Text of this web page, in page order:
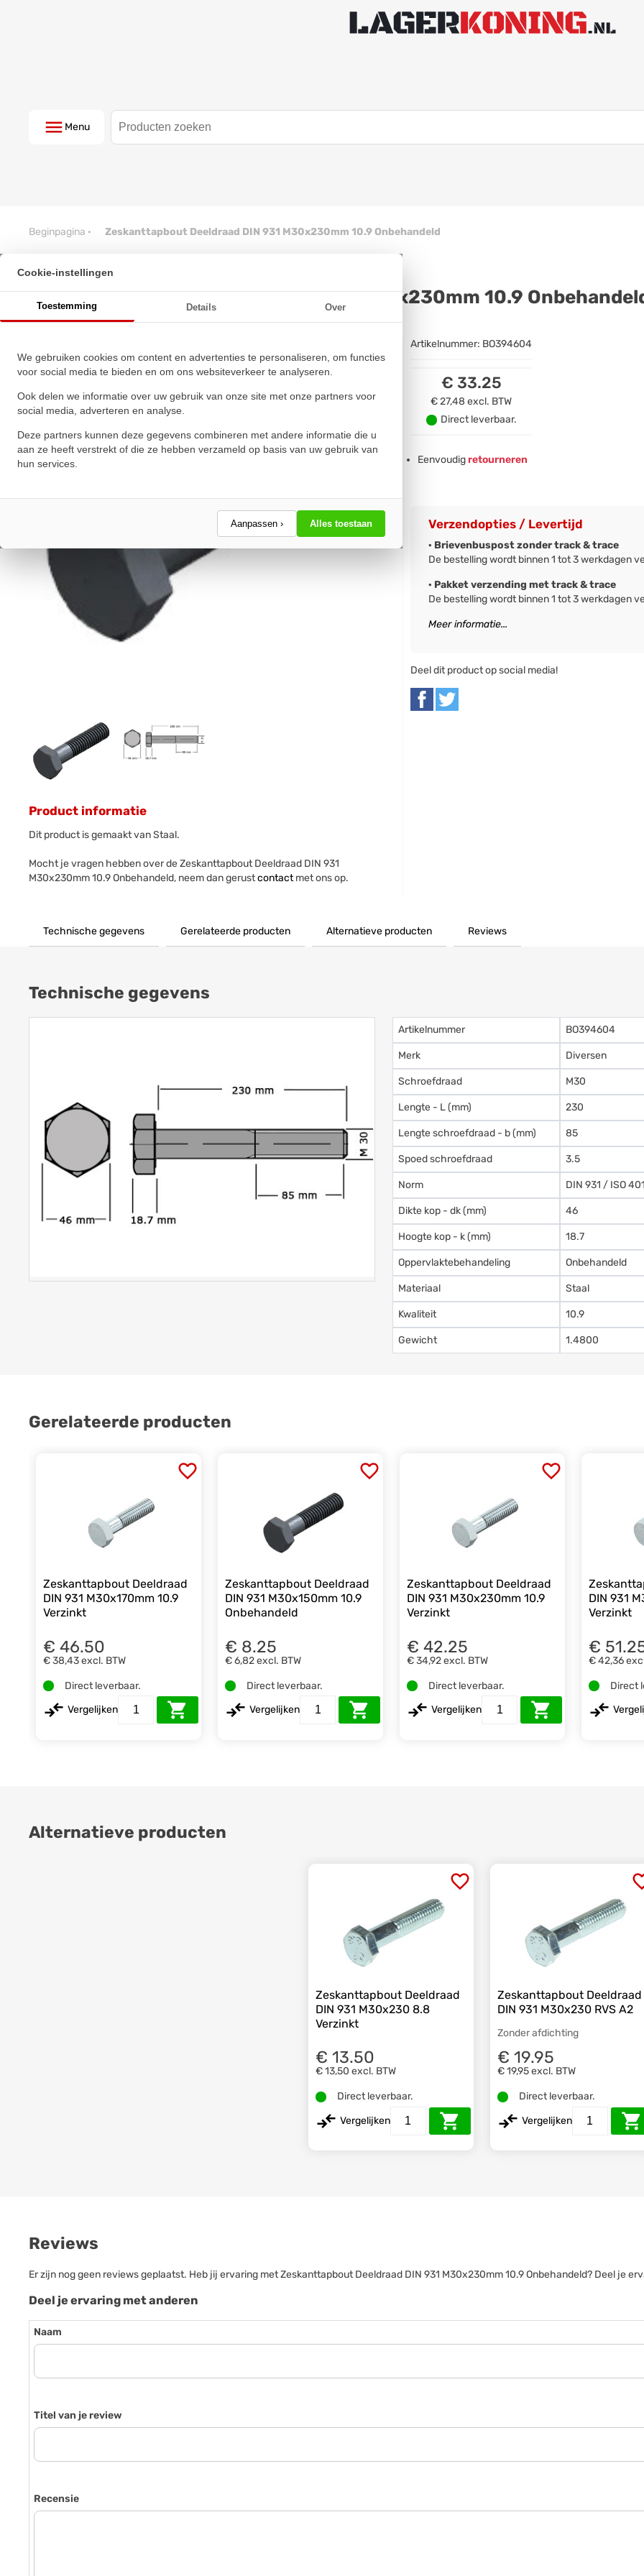
Menu
Beginpagina · Zeskanttapbout Deeldraad DIN 931 M30x230mm 10.9 Onbehandeld
Cookie-instellingen
Toestemming Details Over
We gebruiken cookies om content en advertenties te personaliseren, om functies
voor social media te bieden en om ons websiteverkeer te analyseren.
Ook delen we informatie over uw gebruik van onze site met onze partners voor
social media, adverteren en analyse.
Deze partners kunnen deze gegevens combineren met andere informatie die u
aan ze heeft verstrekt of die ze hebben verzameld op basis van uw gebruik van
hun services.
Aanpassen › Alles toestaan
Zeskanttapbout Deeldraad DIN 931 M30x230mm 10.9
★★★★★
★★★★★
Product informatie
Dit product is gemaakt van Staal.
Mocht je vragen hebben over de Zeskanttapbout Deeldraad DIN 931
M30x230mm 10.9 Onbehandeld, neem dan gerustcontactmet ons op.
Artikelnummer: BO394604
€ 33.25
€ 27,48 excl. BTW
Direct leverbaar.
Eenvoudigretourneren
Verzendopties / Levertijd
· Brievenbuspost zonder track & trace
De bestelling wordt binnen 1 tot 3 werkdagen
· Pakket verzending met track & trace
De bestelling wordt binnen 1 tot 3 werkdagen
Meer informatie...
Deel dit product op social media!
Technische gegevens Gerelateerde producten Alternatieve producten Reviews
Technische gegevens
Artikelnummer BO394604
Merk Diversen
Schroefdraad M30
Lengte - L (mm) 230
Lengte schroefdraad - b (mm) 85
Spoed schroefdraad 3.5
Norm DIN 931 / ISO
Dikte kop - dk (mm) 46
Hoogte kop - k (mm) 18.7
Oppervlaktebehandeling Onbehandeld
Materiaal Staal
Kwaliteit 10.9
Gewicht 1.4800
Gerelateerde producten
Zeskanttapbout Deeldraad
DIN 931 M30x170mm 10.9
Verzinkt
€ 46.50
€ 38,43excl. BTW
Direct leverbaar.
Vergelijken
Zeskanttapbout Deeldraad
DIN 931 M30x150mm 10.9
Onbehandeld
€ 8.25
€ 6,82excl. BTW
Direct leverbaar.
Vergelijken
Zeskanttapbout Deeldraad
DIN 931 M30x230mm 10.9
Verzinkt
€ 42.25
€ 34,92excl. BTW
Direct leverbaar.
Vergelijken
DIN 931
Verzinkt
€
€ 42,36
Direct
Alternatieve producten
Zeskanttapbout Deeldraad
DIN 931 M30x230 8.8
Verzinkt
€ 13.50
€ 13,50 excl. BTW
Direct leverbaar.
Vergelijken
Zeskanttapbout Deeldraad
DIN 931 M30x230 RVS A2
Zonder afdichting
€ 19.95
€ 19,95excl. BTW
Direct leverbaar.
Vergelijken
Reviews
Er zijn nog geen reviews geplaatst. Heb jij ervaring met Zeskanttapbout Deeldraad DIN 931 M30x230mm 10.9 Onbehandeld? Deel je
Deel je ervaring met anderen
Naam
Titel van je review
Recensie